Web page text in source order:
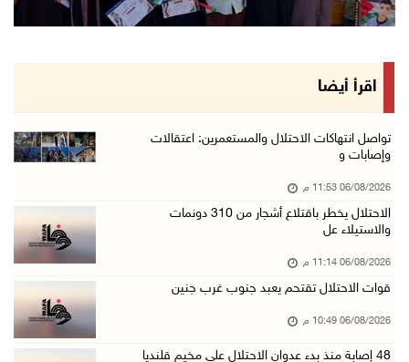
ورشة توصي بخطة عاجلة لاستعادة التعليم الوجاهي ...
الرئيس يستقبل مجلس بلدية رام الله ويشدد على د ...
جماهير شعبنا تشيع جثمان الشهيد علاء صبيح في ت ...
الاحتلال يوسع حملات الدهم والاعتقال في قلنديا ...
06/آب/2026 08:06 م
الرئيس المصري وملك البحرين يشددان على ضرورة ت ...
اقرأ أيضا
تواصل انتهاكات الاحتلال والمستعمرين: اعتقالات
وإصابات و
06/08/2026 11:53 م
الاحتلال يخطر باقتلاع أشجار من 310 دونمات
والاستيلاء عل
06/08/2026 11:14 م
قوات الاحتلال تقتحم يعبد جنوب غرب جنين
06/08/2026 10:49 م
48 إصابة منذ بدء عدوان الاحتلال على مخيم قلنديا